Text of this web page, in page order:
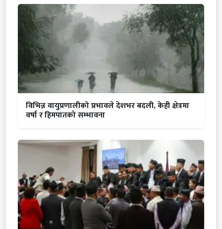
विभिन्न वायुप्रणालीको प्रभावले देशभर बदली, केही क्षेत्रमा
वर्षा र हिमपातको सम्भावना